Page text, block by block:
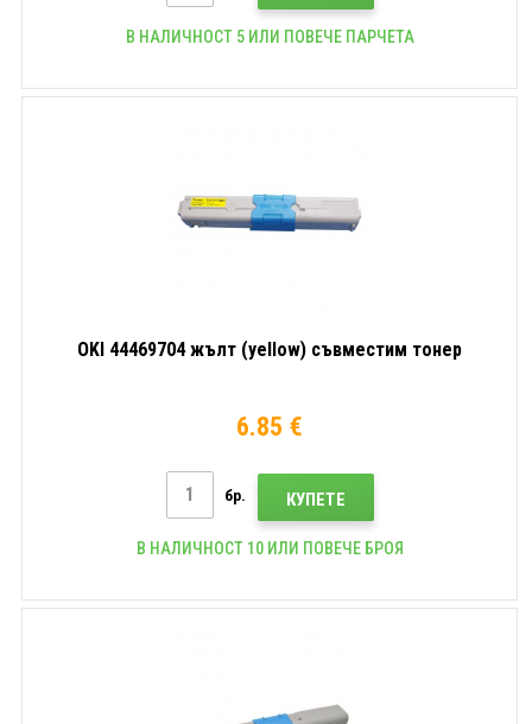
В НАЛИЧНОСТ 5 ИЛИ ПОВЕЧЕ ПАРЧЕТА
OKI 44469704 жълт (yellow) съвместим тонер
6.85 €
бр. КУПЕТЕ
В НАЛИЧНОСТ 10 ИЛИ ПОВЕЧЕ БРОЯ